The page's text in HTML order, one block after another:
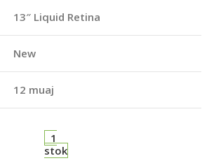
13″ Liquid Retina
New
12 muaj
1
stok